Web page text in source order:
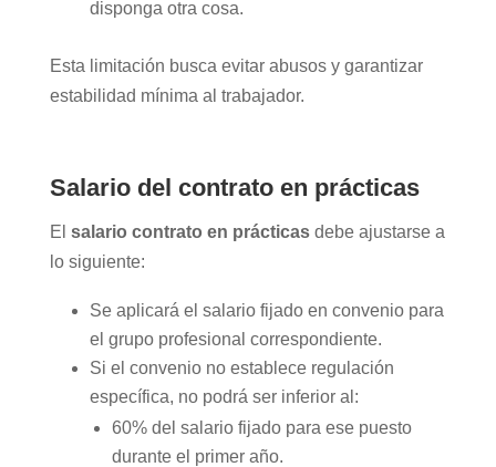
disponga otra cosa.
Esta limitación busca evitar abusos y garantizar
estabilidad mínima al trabajador.
Salario del contrato en prácticas
El salario contrato en prácticasdebe ajustarse a
lo siguiente:
Se aplicará el salario fijado en convenio para
el grupo profesional correspondiente.
Si el convenio no establece regulación
específica, no podrá ser inferior al:
60% del salario fijado para ese puesto
durante el primer año.